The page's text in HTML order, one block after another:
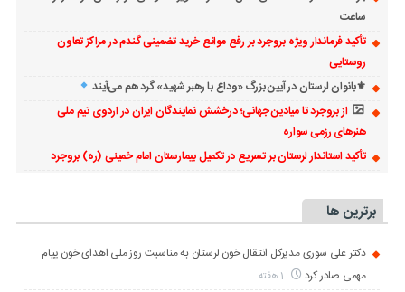
ساعت
تأکید فرماندار ویژه بروجرد بر رفع موانع خرید تضمینی گندم در مراکز تعاون
روستایی
⚜بانوان لرستان در آیین بزرگ «وداع با رهبر شهید» گرد هم می‌آیند
از بروجرد تا میادین جهانی؛ درخشش نمایندگان ایران در اردوی تیم ملی
هنرهای رزمی سواره
تأکید استاندار لرستان بر تسریع در تکمیل بیمارستان امام خمینی (ره) بروجرد
برترین ها
دکتر علی سوری مدیرکل انتقال خون لرستان به مناسبت روز ملی اهدای خون پیام
مهمی صادر کرد